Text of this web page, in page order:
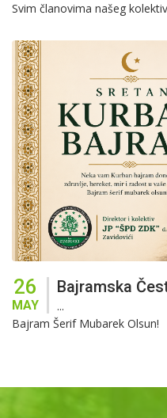
Svim članovima našeg
26
MAY
Bajramska
Bajram Šerif Mubarek Olsun!
...